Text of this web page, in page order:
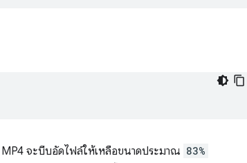
MP4 จะบีบอัดไฟล์ให้เหลือขนาดประมาณ 83%